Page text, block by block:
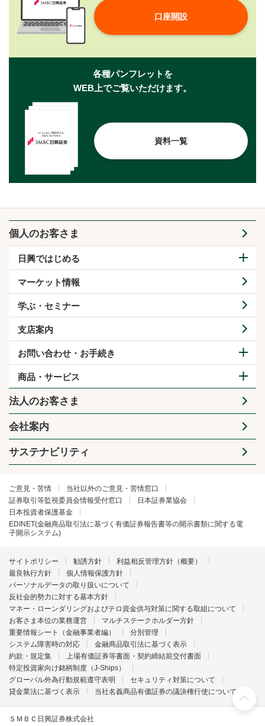
口座開設
各種パンフレットを
WEB上でご覧いただけます。
資料一覧
個人のお客さま
日興ではじめる
マーケット情報
学ぶ・セミナー
支店案内
お問い合わせ・お手続き
商品・サービス
法人のお客さま
会社案内
サステナビリティ
ご意見・苦情
当社以外のご意見・苦情窓口
証券取引等監視委員会情報受付窓口
日本証券業協会
日本投資者保護基金
EDINET(金融商品取引法に基づく有価証券報告書等の開示書類に関する電
子開示システム)
サイトポリシー 勧誘方針
利益相反管理方針（概要）
最良執行方針
個人情報保護方針
パーソナルデータの取り扱いについて
反社会的勢力に対する基本方針
マネー・ローンダリングおよびテロ資金供与対策に関する取組について
お客さま本位の業務運営
マルチステークホルダー方針
重要情報シート（金融事業者編）
分別管理
システム障害時の対応
金融商品取引法に基づく表示
約款・規定集
上場有価証券等書面・契約締結前交付書面
特定投資家向け銘柄制度（J-Ships）
グローバル外為行動規範遵守表明
セキュリティ対策について
貸金業法に基づく表示
当社名義商品有価証券の議決権行使について
ＳＭＢＣ日興証券株式会社